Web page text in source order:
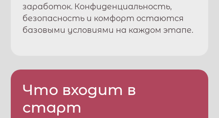
заработок. Конфиденциальность,
безопасность и комфорт остаются
базовыми условиями на каждом этапе.
Что входит в
старт